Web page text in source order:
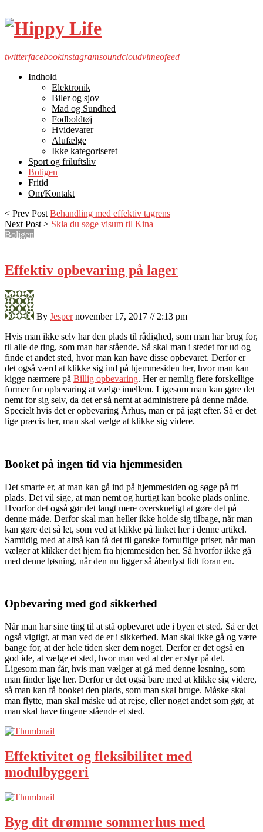
twitterfacebookinstagramsoundcloudvimeofeed
Indhold
Elektronik
Biler og sjov
Mad og Sundhed
Fodboldtøj
Hvidevarer
Alufælge
Ikke kategoriseret
Sport og friluftsliv
Boligen
Fritid
Om/Kontakt
< Prev Post Behandling med effektiv tagrens
Next Post > Skla du søge visum til Kina
Boligen
Effektiv opbevaring på lager
By Jesper november 17, 2017 // 2:13 pm
Hvis man ikke selv har den plads til rådighed, som man har brug for,
til alle de ting, som man har stående. Så skal man i stedet for ud og
finde et andet sted, hvor man kan have disse opbevaret. Derfor er
det også værd at klikke sig ind på hjemmesiden her, hvor man kan
kigge nærmere på Billig opbevaring. Her er nemlig flere forskellige
former for opbevaring at vælge imellem. Ligesom man kan gøre det
nemt for sig selv, da det er så nemt at administrere på denne måde.
Specielt hvis det er opbevaring Århus, man er på jagt efter. Så er det
lige præcis her, man skal vælge at klikke sig videre.
Booket på ingen tid via hjemmesiden
Det smarte er, at man kan gå ind på hjemmesiden og søge på fri
plads. Det vil sige, at man nemt og hurtigt kan booke plads online.
Hvorfor det også gør det langt mere overskueligt at gøre det på
denne måde. Derfor skal man heller ikke holde sig tilbage, når man
kan gøre det så let, som ved at klikke på linket her i denne artikel.
Samtidig med at altså kan få det til ganske fornuftige priser, når man
vælger at klikker det hjem fra hjemmesiden her. Så hvorfor ikke gå
med denne løsning, når den nu ligger så åbenlyst lidt foran en.
Opbevaring med god sikkerhed
Når man har sine ting til at stå opbevaret ude i byen et sted. Så er det
også vigtigt, at man ved de er i sikkerhed. Man skal ikke gå og være
bange for, at der hele tiden sker dem noget. Derfor er det også en
god ide, at vælge et sted, hvor man ved at der er styr på det.
Ligesom man får, hvis man vælger at gå med denne løsning, som
man finder lige her. Derfor er det også bare med at klikke sig videre,
så man kan få booket den plads, som man skal bruge. Måske skal
man flytte, man skal måske ud at rejse, eller noget andet som gør, at
man skal have tingene stående et sted.
Effektivitet og fleksibilitet med
modulbyggeri
Byg dit drømme sommerhus med